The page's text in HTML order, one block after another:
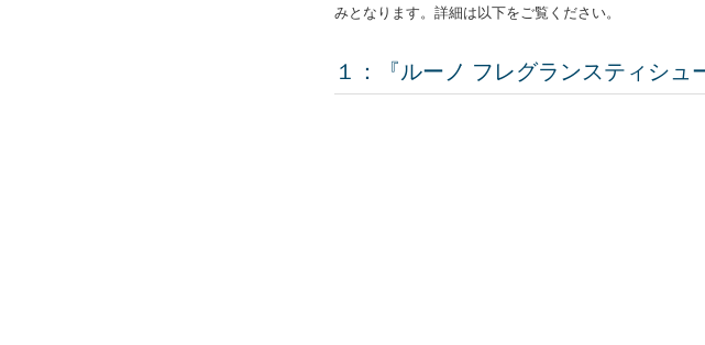
みとなります。詳細は以下をご覧ください。
１：『ルーノ フレグランスティシュ